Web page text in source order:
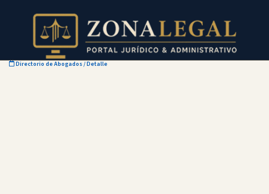
Directorio de Abogados/ Detalle